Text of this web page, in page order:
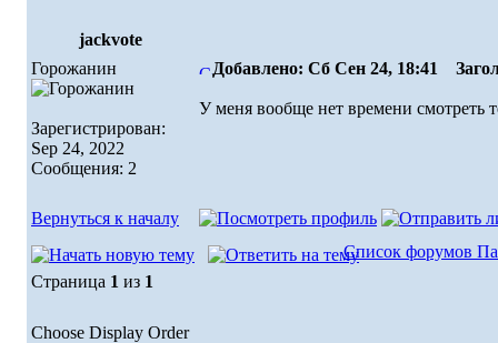
jackvote
Горожанин
Зарегистрирован:
Sep 24, 2022
Сообщения: 2
Добавлено: Сб Сен 24, 18:41
У меня вообще нет времени смотреть
Вернуться к началу
Список форумов
Страница 1 из 1
Choose Display Order